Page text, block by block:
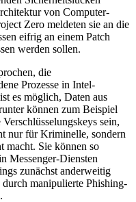
von Computer-
Zero meldeten sie an die
eifrig an einem Patch
werden sollen.
die
Prozesse in Intel-
es möglich, Daten aus
können zum Beispiel
sein,
nur für Kriminelle, sondern
macht. Sie können so
Messenger-Diensten
zunächst anderweitig
manipulierte Phishing-